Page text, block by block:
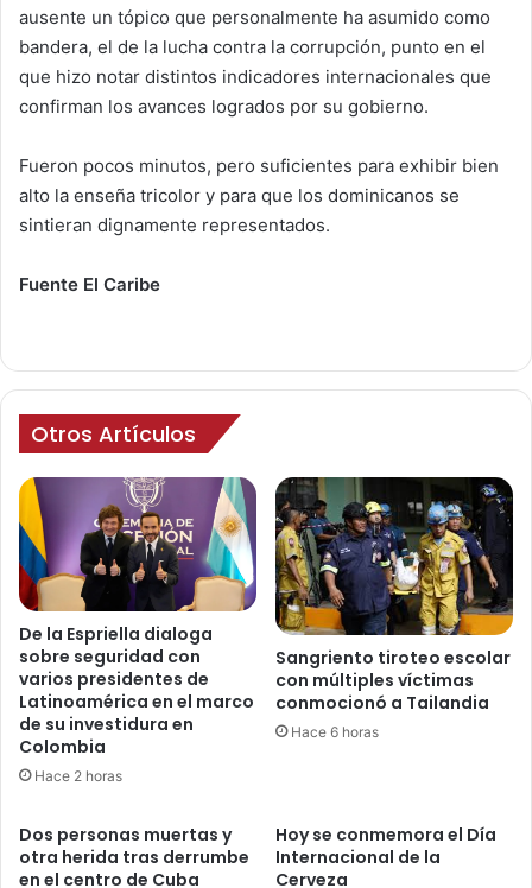
ausente un tópico que personalmente ha asumido como
bandera, el de la lucha contra la corrupción, punto en el
que hizo notar distintos indicadores internacionales que
confirman los avances logrados por su gobierno.
Fueron pocos minutos, pero suficientes para exhibir bien
alto la enseña tricolor y para que los dominicanos se
sintieran dignamente representados.
Fuente El Caribe
Otros Artículos
De la Espriella dialoga
sobre seguridad con
varios presidentes de
Latinoamérica en el marco
de su investidura en
Colombia
Hace 2 horas
Sangriento tiroteo escolar
con múltiples víctimas
conmocionó a Tailandia
Hace 6 horas
Dos personas muertas y
otra herida tras derrumbe
en el centro de Cuba
Hoy se conmemora el Día
Internacional de la
Cerveza